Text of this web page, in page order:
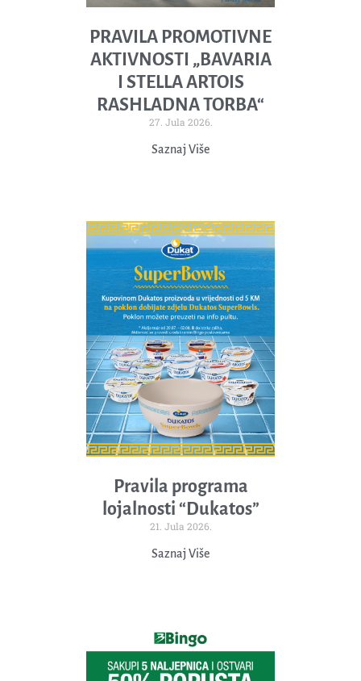
PRAVILA PROMOTIVNE
AKTIVNOSTI „BAVARIA
I STELLA ARTOIS
RASHLADNA TORBA“
27. Jula 2026.
Saznaj Više
Pravila programa
lojalnosti “Dukatos”
21. Jula 2026.
Saznaj Više